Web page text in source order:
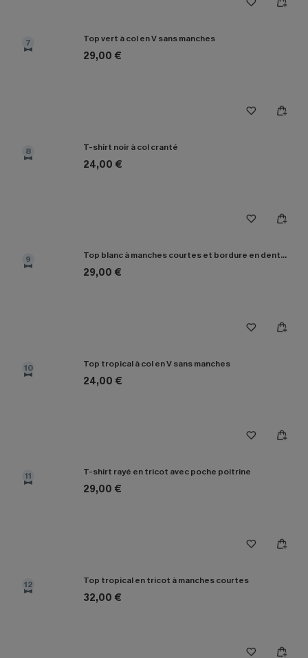
7 Top vert à col en V sans manches
29,00 €
8 T-shirt noir à col cranté
24,00 €
9 Top blanc à manches courtes et bordure en dentelle
29,00 €
10 Top tropical à col en V sans manches
24,00 €
11 T-shirt rayé en tricot avec poche poitrine
29,00 €
12 Top tropical en tricot à manches courtes
32,00 €